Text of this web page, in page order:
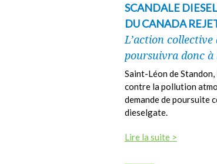
SCANDALE
DU CANADA
L’action collective
poursuivra donc à
Saint-Léon de
contre la pollution
demande de poursuite
dieselgate.
Lire la suite >